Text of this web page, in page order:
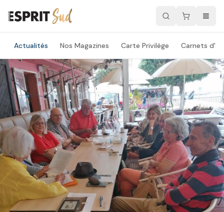
Actualités Nos Magazines Carte Privilège Carnets